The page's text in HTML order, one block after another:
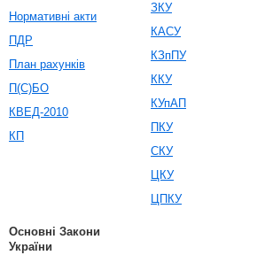
Нормативні акти
ПДР
План рахунків
П(С)БО
КВЕД-2010
КП
ЗКУ
КАСУ
КЗпПУ
ККУ
КУпАП
ПКУ
СКУ
ЦКУ
ЦПКУ
Основні Закони
України